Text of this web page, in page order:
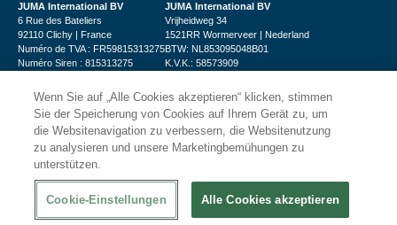
JUMA International BV
6 Rue des Bateliers
92110 Clichy | France
Numéro de TVA : FR59815313275
Numéro Siren : 815313275
JUMA International BV
Vrijheidweg 34
1521RR Wormerveer | Nederland
BTW: NL853095048B01
K.V.K.: 58573909
© 2026XXLgastro
Datenschutz Impressum
Wenn Sie auf „Alle Cookies akzeptieren“ klicken, stimmen
Sie der Speicherung von Cookies auf Ihrem Gerät zu, um
die Websitenavigation zu verbessern, die Websitenutzung
zu analysieren und unsere Marketingbemühungen zu
unterstützen.
Cookie-Einstellungen Alle Cookies akzeptieren